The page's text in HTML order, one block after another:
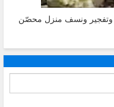
وتفجير ونسف منزل محصّن